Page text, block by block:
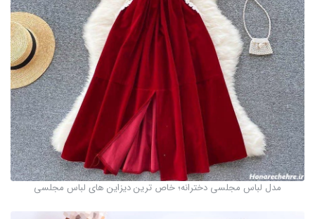
مدل لباس مجلسی دخترانه؛ خاص ترین دیزاین های لباس مجلسی